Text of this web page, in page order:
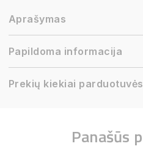
Aprašymas
Papildoma informacija
Prekių kiekiai
Panašūs